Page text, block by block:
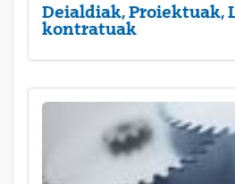
Deialdiak, Proiektuak,
kontratuak